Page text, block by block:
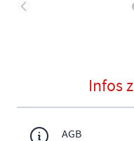
Infos
AGB